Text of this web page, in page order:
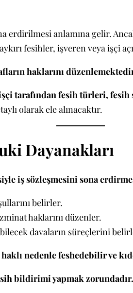
erdirilmesi anlamına gelir.
fesihler, işveren veya işçi
haklarını
tarafından fesih türleri,
olarak ele alınacaktır.
Dayanakları
iş sözleşmesini sona
belirler.
haklarını düzenler.
davaların süreçlerini
nedenle feshedebilir ve
bildirimi yapmak zorundadır.